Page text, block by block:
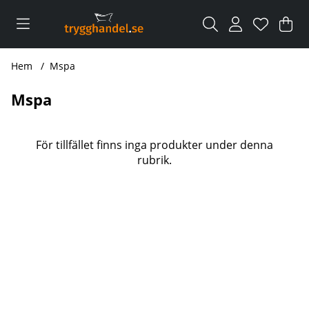
.
Hem Mspa
Mspa
Produkter
För tillfället finns inga produkter under denna
rubrik.